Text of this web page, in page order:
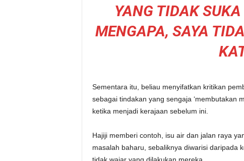
YANG TIDAK
MENGAPA, SAYA
Sementara itu, beliau menyifatkan kritikan
sebagai tindakan yang sengaja ‘membutakan
ketika menjadi kerajaan sebelum ini.
Hajiji memberi contoh, isu air dan jalan raya
masalah baharu, sebaliknya diwarisi daripada